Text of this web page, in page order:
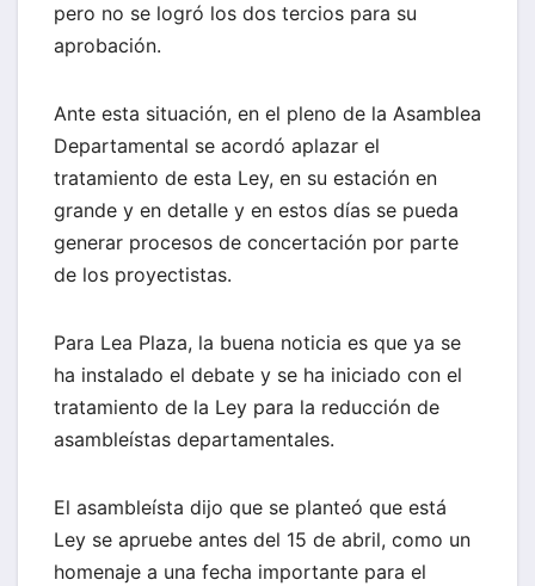
pero no se logró los dos tercios para su
aprobación.
Ante esta situación, en el pleno de la Asamblea
Departamental se acordó aplazar el
tratamiento de esta Ley, en su estación en
grande y en detalle y en estos días se pueda
generar procesos de concertación por parte
de los proyectistas.
Para Lea Plaza, la buena noticia es que ya se
ha instalado el debate y se ha iniciado con el
tratamiento de la Ley para la reducción de
asambleístas departamentales.
El asambleísta dijo que se planteó que está
Ley se apruebe antes del 15 de abril, como un
homenaje a una fecha importante para el